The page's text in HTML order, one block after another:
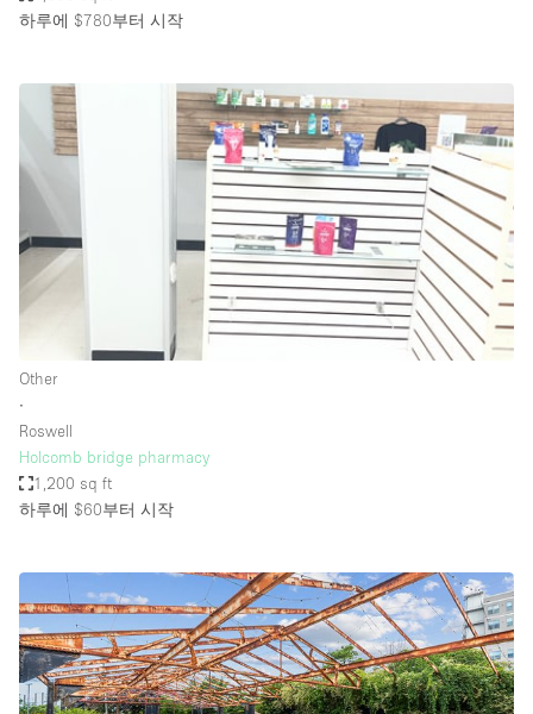
하루에 $780부터 시작
Other
∙
Roswell
Holcomb bridge pharmacy
1,200 sq ft
하루에 $60부터 시작